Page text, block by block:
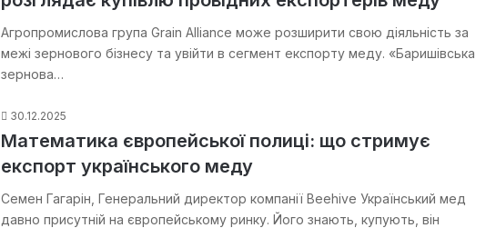
Агропромислова група Grain Alliance може розширити свою діяльність за
межі зернового бізнесу та увійти в сегмент експорту меду. «Баришівська
зернова…
30.12.2025
Математика європейської полиці: що стримує
експорт українського меду
Семен Гагарін, Генеральний директор компанії Beehive Український мед
давно присутній на європейському ринку. Його знають, купують, він